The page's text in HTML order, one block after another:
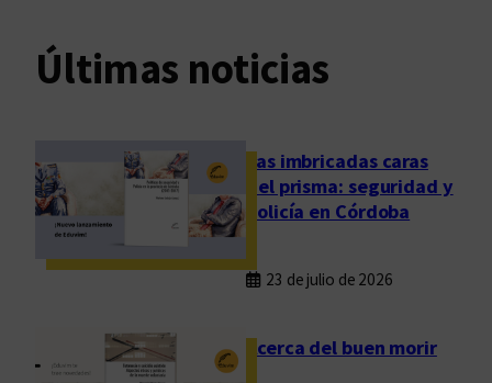
u
r
e
D
e
o
r
Últimas noticias
Las imbricadas caras
del prisma: seguridad y
policía en Córdoba
23 de julio de 2026
Acerca del buen morir